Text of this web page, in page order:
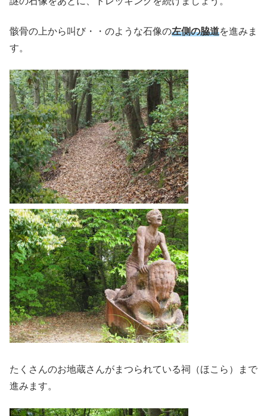
骸骨の上から叫び・・のような石像の左側の脇道を進みま
す。
たくさんのお地蔵さんがまつられている祠（ほこら）まで
進みます。